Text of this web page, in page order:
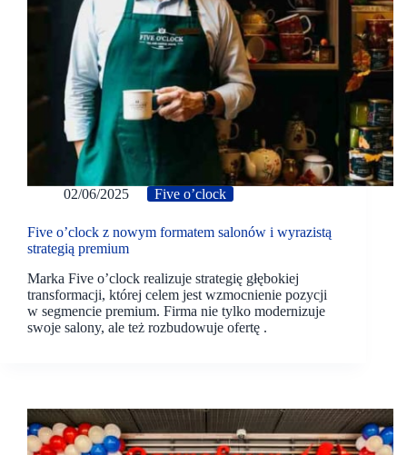
02/06/2025 Five o’clock
Five o’clock z nowym formatem salonów i wyrazistą
strategią premium
Marka Five o’clock realizuje strategię głębokiej
transformacji, której celem jest wzmocnienie pozycji
w segmencie premium. Firma nie tylko modernizuje
swoje salony, ale też rozbudowuje ofertę .